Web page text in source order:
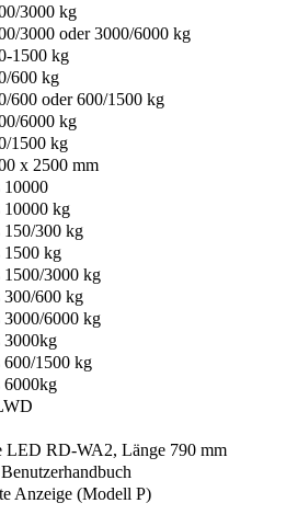
3000 kg
3000 oder 3000/6000 kg
1500 kg
600 kg
600 oder 600/1500 kg
6000 kg
1500 kg
x 2500 mm
10000
10000 kg
300 kg
1500 kg
3000 kg
600 kg
6000 kg
3000kg
1500 kg
6000kg
LED RD-WA2, Länge 790 mm
Anzeige (Modell P)